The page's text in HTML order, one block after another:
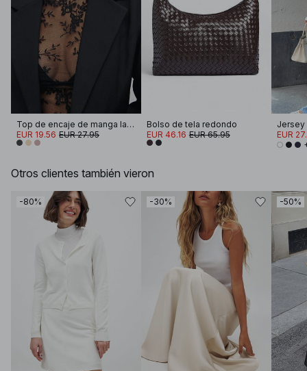
Top de encaje de manga larga
EUR 19.56 EUR 27.95
Bolso de tela redondo
EUR 46.16 EUR 65.95
EUR
Otros clientes también vieron
-80% -30% -50%